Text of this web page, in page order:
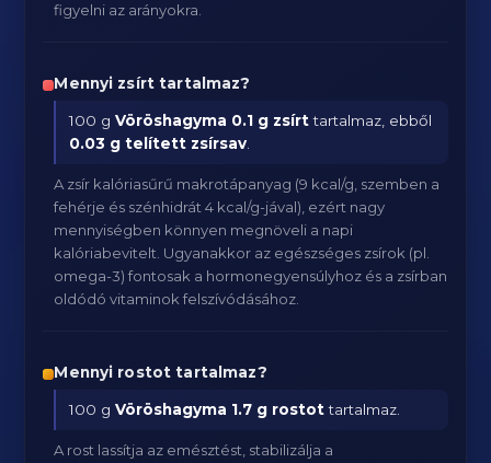
figyelni az arányokra.
Mennyi zsírt tartalmaz?
100 gVöröshagyma 0.1 g zsírttartalmaz, ebből
0.03 g telített zsírsav
A zsír kalóriasűrű makrotápanyag (9 kcal/g, szemben a
fehérje és szénhidrát 4 kcal/g-jával), ezért nagy
mennyiségben könnyen megnöveli a napi
kalóriabevitelt. Ugyanakkor az egészséges zsírok (pl.
omega-3) fontosak a hormonegyensúlyhoz és a zsírban
oldódó vitaminok felszívódásához.
Mennyi rostot tartalmaz?
100 gVöröshagyma 1.7 g rostottartalmaz.
A rost lassítja az emésztést, stabilizálja a